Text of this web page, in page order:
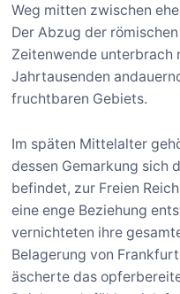
Weg mitten zwischen
Der Abzug der
Zeitenwende unterbrach
Jahrtausenden
fruchtbaren Gebiets.
Im späten Mittelalter
dessen Gemarkung sich
befindet, zur Freien
eine enge Beziehung
vernichteten ihre
Belagerung von
äscherte das